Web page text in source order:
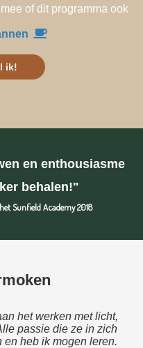
of dit programma ook
ik!
en enthousiasme
behalen!"
Sunfield Academy 2018
het werken met licht,
passie die ze in zich
en heb ik mogen leren.